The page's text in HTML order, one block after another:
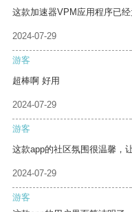
这款加速器VPM应用程序已
2024-07-29
游客
超棒啊 好用
2024-07-29
游客
这款app的社区氛围很温馨，
2024-07-29
游客